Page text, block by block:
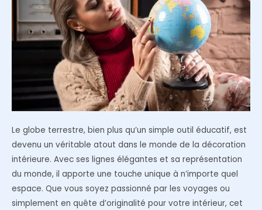
modernes
Le globe terrestre, bien plus qu’un simple outil éducatif, est
devenu un véritable atout dans le monde de la décoration
intérieure. Avec ses lignes élégantes et sa représentation
du monde, il apporte une touche unique à n’importe quel
espace. Que vous soyez passionné par les voyages ou
simplement en quête d’originalité pour votre intérieur, cet